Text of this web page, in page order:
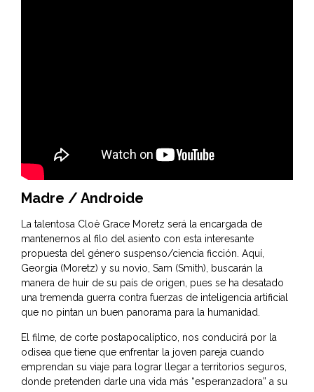
Madre / Androide
La talentosa Cloë Grace Moretz será la encargada de
mantenernos al filo del asiento con esta interesante
propuesta del género suspenso/ciencia ficción. Aquí,
Georgia (Moretz) y su novio, Sam (Smith), buscarán la
manera de huir de su país de origen, pues se ha desatado
una tremenda guerra contra fuerzas de inteligencia artificial
que no pintan un buen panorama para la humanidad.
El filme, de corte postapocalíptico, nos conducirá por la
odisea que tiene que enfrentar la joven pareja cuando
emprendan su viaje para lograr llegar a territorios seguros,
donde pretenden darle una vida más “esperanzadora” a su